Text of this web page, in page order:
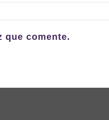
que comente.